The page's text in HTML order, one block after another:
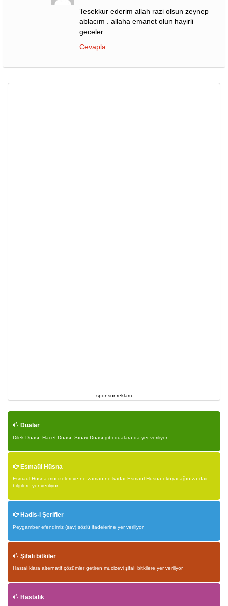
Tesekkur ederim allah razi olsun zeynep
ablacım . allaha emanet olun hayirli
geceler.
Cevapla
sponsor reklam
Dualar
Dilek Duası, Hacet Duası, Sınav Duası gibi dualara da yer veriliyor
Esmaül Hüsna
Esmaül Hüsna mücizeleri ve ne zaman ne kadar Esmaül Hüsna okuyacağınıza dair
bilgilere yer veriliyor
Hadis-i Şerifler
Peygamber efendimiz (sav) sözlü ifadelerine yer veriliyor
Şifalı bitkiler
Hastalıklara alternatif çözümler getiren mucizevi şifalı bitkilere yer veriliyor
Hastalık